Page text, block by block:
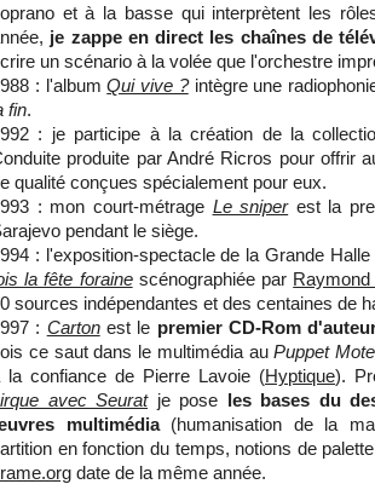
et à la basse qui interprètent les
je zappe en direct les chaînes de
un scénario à la volée que l'orchestre
: l'albumQui vive ?intègre une
fin.
: je participe à la création de la
produite par André Ricros pour offrir
qualité conçues spécialement pour eux.
: mon court-métrage Le sniperest la
pendant le siège.
: l'exposition-spectacle de la Grande
la fête forainescénographiée par Raymond
sources indépendantes et des centaines de
: Cartonest le premier CD-Rom
ce saut dans le multimédia auPuppet
la confiance de Pierre Lavoie (Hyptique).
avec Seuratje pose les bases du
multimédia(humanisation de la
en fonction du temps, notions de
date de la même année.